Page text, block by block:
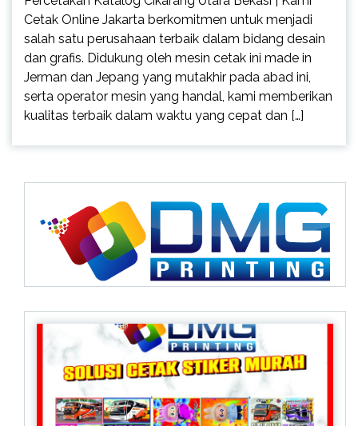
Cetak Online Jakarta berkomitmen untuk menjadi
salah satu perusahaan terbaik dalam bidang desain
dan grafis. Didukung oleh mesin cetak ini made in
Jerman dan Jepang yang mutakhir pada abad ini,
serta operator mesin yang handal, kami memberikan
kualitas terbaik dalam waktu yang cepat dan […]